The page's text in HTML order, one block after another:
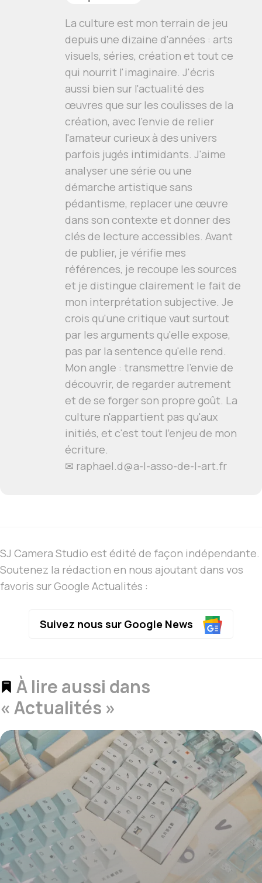
La culture est mon terrain de jeu
depuis une dizaine d'années : arts
visuels, séries, création et tout ce
qui nourrit l'imaginaire. J'écris
aussi bien sur l'actualité des
œuvres que sur les coulisses de la
création, avec l'envie de relier
l'amateur curieux à des univers
parfois jugés intimidants. J'aime
analyser une série ou une
démarche artistique sans
pédantisme, replacer une œuvre
dans son contexte et donner des
clés de lecture accessibles. Avant
de publier, je vérifie mes
références, je recoupe les sources
et je distingue clairement le fait de
mon interprétation subjective. Je
crois qu'une critique vaut surtout
par les arguments qu'elle expose,
pas par la sentence qu'elle rend.
Mon angle : transmettre l'envie de
découvrir, de regarder autrement
et de se forger son propre goût. La
culture n'appartient pas qu'aux
initiés, et c'est tout l'enjeu de mon
écriture.
✉ raphael.d@a-l-asso-de-l-art.fr
SJ Camera Studio est édité de façon indépendante.
Soutenez la rédaction en nous ajoutant dans vos
favoris sur Google Actualités :
Suivez nous sur Google News
À lire aussi dans
« Actualités »